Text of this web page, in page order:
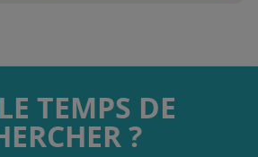
TEMPS DE
?